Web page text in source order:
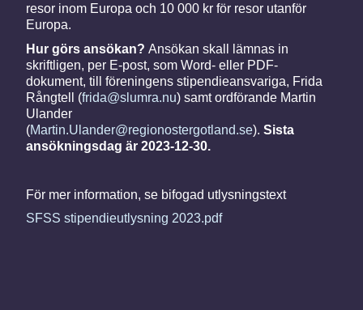
resor inom Europa och 10 000 kr för resor utanför
Europa.
Hur görs ansökan? Ansökan skall lämnas in
skriftligen, per E-post, som Word- eller PDF-
dokument, till föreningens stipendieansvariga, Frida
Rångtell (frida@slumra.nu) samt ordförande Martin
Ulander
(Martin.Ulander@regionostergotland.se). Sista
ansökningsdag är 2023-12-30.
För mer information, se bifogad utlysningstext
SFSS stipendieutlysning 2023.pdf